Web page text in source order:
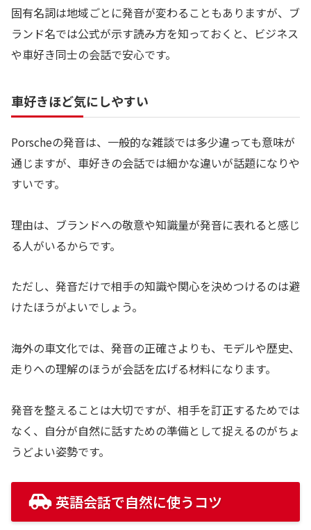
固有名詞は地域ごとに発音が変わることもありますが、ブ
ランド名では公式が示す読み方を知っておくと、ビジネス
や車好き同士の会話で安心です。
車好きほど気にしやすい
Porscheの発音は、一般的な雑談では多少違っても意味が
通じますが、車好きの会話では細かな違いが話題になりや
すいです。
理由は、ブランドへの敬意や知識量が発音に表れると感じ
る人がいるからです。
ただし、発音だけで相手の知識や関心を決めつけるのは避
けたほうがよいでしょう。
海外の車文化では、発音の正確さよりも、モデルや歴史、
走りへの理解のほうが会話を広げる材料になります。
発音を整えることは大切ですが、相手を訂正するためでは
なく、自分が自然に話すための準備として捉えるのがちょ
うどよい姿勢です。
英語会話で自然に使うコツ